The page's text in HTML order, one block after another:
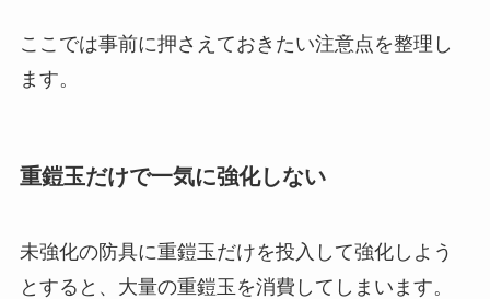
ここでは事前に押さえておきたい注意点を整理し
ます。
重鎧玉だけで一気に強化しない
未強化の防具に重鎧玉だけを投入して強化しよう
とすると、大量の重鎧玉を消費してしまいます。